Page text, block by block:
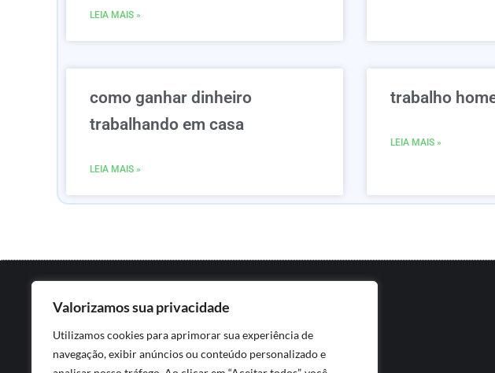
Valorizamos sua privacidade
Utilizamos cookies para aprimorar sua experiência de
navegação, exibir anúncios ou conteúdo personalizado e
LEIA MAIS »
como ganhar dinheiro
trabalhando em casa
LEIA MAIS »
trabalho
LEIA MAIS »